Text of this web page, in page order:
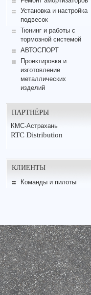
Установка и настройка
подвесок
Тюнинг и работы с
тормозной системой
АВТОСПОРТ
Проектировка и
изготовление
металлических
изделий
ПАРТНЁРЫ
КМС-Астрахань
RTC Distribution
КЛИЕНТЫ
Команды и пилоты